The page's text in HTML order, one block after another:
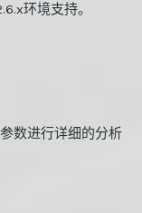
环境支持。
数进行详细的分析